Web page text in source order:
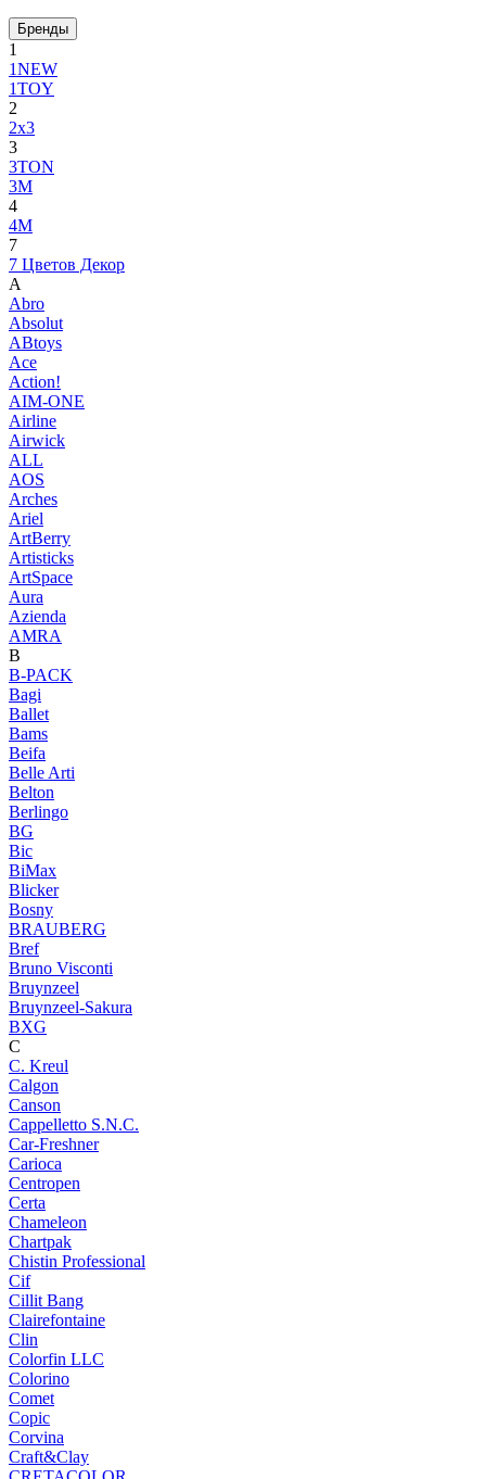
Бренды
1
1NEW
1TOY
2
2x3
3
3TON
3М
4
4M
7
7 Цветов Декор
A
Abro
Absolut
ABtoys
Ace
Action!
AIM-ONE
Airline
Airwick
ALL
AOS
Arches
Ariel
ArtBerry
Artisticks
ArtSpace
Aura
Azienda
AМRA
B
B-PACK
Bagi
Ballet
Bams
Beifa
Belle Arti
Belton
Berlingo
BG
Bic
BiMax
Blicker
Bosny
BRAUBERG
Bref
Bruno Visconti
Bruynzeel
Bruynzeel-Sakura
BXG
C
C. Kreul
Calgon
Canson
Cappelletto S.N.C.
Car-Freshner
Carioca
Centropen
Certa
Chameleon
Chartpak
Chistin Professional
Cif
Cillit Bang
Clairefontaine
Clin
Colorfin LLC
Colorino
Comet
Copic
Corvina
Craft&Clay